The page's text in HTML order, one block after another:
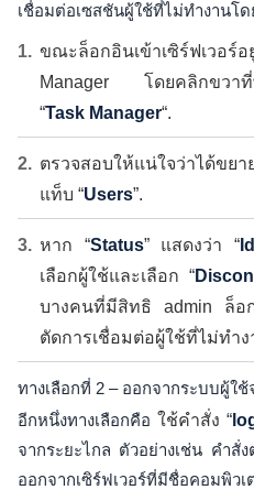
เชื่อมต่อเซสชันผู้ใช้ที่ไม่ทำงานโ
ขณะล็อกอินเข้าเซิร์ฟเวอ
Manager โดยคลิกขวาที่
“Task Manager“.
ตรวจสอบให้แน่ใจว่าได้ขยา
แท็บ “Users”.
หาก “Status” แสดงว่า “
เลือกผู้ใช้และเลือก “
บางคนที่มีสิทธิ admin ล็อก
ตัดการเชื่อมต่อผู้ใช้ที่ไม่ทำง
ทางเลือกที่ 2 – ออกจากระบบผู้ใช้
อีกหนึ่งทางเลือกคือ ใช้คำสั่ง “
จากระยะไกล ตัวอย่างเช่น คำสั่
ออกจากเซิร์ฟเวอร์ที่มีชื่อคอมพิวเ